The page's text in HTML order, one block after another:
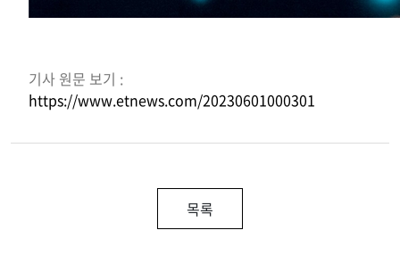
기사 원문 보기 :
https://www.etnews.com/20230601000301
목록